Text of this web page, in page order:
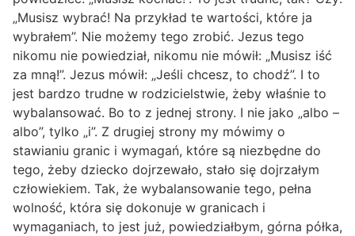
„Musisz wybrać! Na przykład te wartości, które ja
wybrałem”. Nie możemy tego zrobić. Jezus tego
nikomu nie powiedział, nikomu nie mówił: „Musisz iść
za mną!”. Jezus mówił: „Jeśli chcesz, to chodź”. I to
jest bardzo trudne w rodzicielstwie, żeby właśnie to
wybalansować. Bo to z jednej strony. I nie jako „albo –
albo”, tylko „i”. Z drugiej strony my mówimy o
stawianiu granic i wymagań, które są niezbędne do
tego, żeby dziecko dojrzewało, stało się dojrzałym
człowiekiem. Tak, że wybalansowanie tego, pełna
wolność, która się dokonuje w granicach i
wymaganiach, to jest już, powiedziałbym, górna półka,